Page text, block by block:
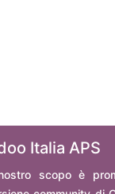
Italia APS
scopo è